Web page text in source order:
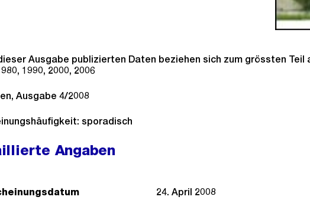
Ausgabe publizierten Daten beziehen sich zum grössten
1990, 2000, 2006
Ausgabe 4/2008
sporadisch
Angaben
24. April 2008